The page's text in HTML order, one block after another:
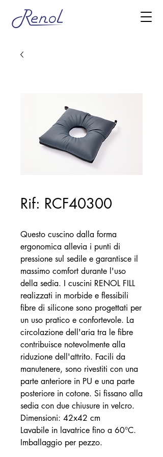
Rif: RCF40300
Questo cuscino dalla forma
ergonomica allevia i punti di
pressione sul sedile e garantisce il
massimo comfort durante l'uso
della sedia. I cuscini RENOL FILL
realizzati in morbide e flessibili
fibre di silicone sono progettati per
un uso pratico e confortevole. La
circolazione dell'aria tra le fibre
contribuisce notevolmente alla
riduzione dell'attrito. Facili da
manutenere, sono rivestiti con una
parte anteriore in PU e una parte
posteriore in cotone. Si fissano alla
sedia con due chiusure in velcro.
Dimensioni: 42x42 cm
Lavabile in lavatrice fino a 60°C.
Imballaggio per pezzo.